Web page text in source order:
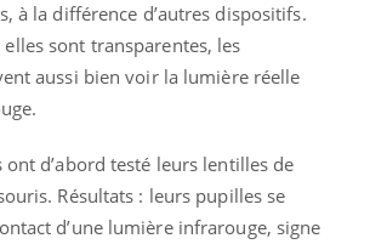
à la différence d’autres dispositifs.
sont transparentes, les
aussi bien voir la lumière réelle
ont d’abord testé leurs lentilles de
Résultats : leurs pupilles se
d’une lumière infrarouge, signe